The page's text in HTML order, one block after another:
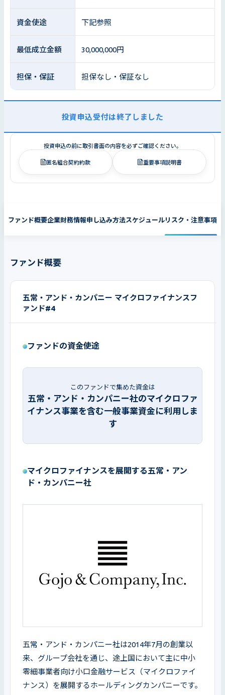
資金使途 下記参照
最低成立金額 30,000,000円
担保・保証 担保なし・保証なし
投資申込受付は終了しました
投資申込の前に取引書面の内容を必ずご確認ください。
匿名組合契約約款 重要事項説明書
ファンド概要企業財務情報申し込み方法スケジュールリスク・注意事項
ファンド概要
五常・アンド・カンパニー マイクロファイナンスフ
ァンド#4
ファンドの資金使途
このファンドで集めた資金は
五常・アンド・カンパニー社のマイクロファ
イナンス事業を含む一般事業資金に利用しま
す
マイクロファイナンスを展開する五常・アン
ド・カンパニー社
五常・アンド・カンパニー社は2014年7月の創業以
来、グループ会社を通じ、途上国において主に中小
零細事業者向け小口金融サービス（マイクロファイ
ナンス）を展開するホールディングカンパニーです。